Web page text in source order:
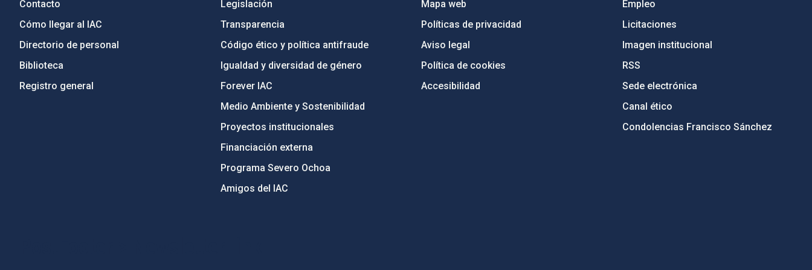
Contacto
Cómo llegar al IAC
Directorio de personal
Biblioteca
Registro general
Legislación
Transparencia
Código ético y política antifraude
Igualdad y diversidad de género
Forever IAC
Medio Ambiente y Sostenibilidad
Proyectos institucionales
Financiación externa
Programa Severo Ochoa
Amigos del IAC
Mapa web
Políticas de privacidad
Aviso legal
Política de cookies
Accesibilidad
Empleo
Licitaciones
Imagen institucional
RSS
Sede electrónica
Canal ético
Condolencias Francisco Sánchez